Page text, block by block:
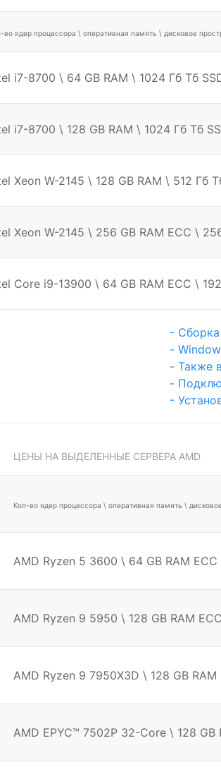
во ядер процессора \ оперативная память \ дисковое
i7-8700 \ 64 GB RAM \ 1024 Гб Тб
i7-8700 \ 128 GB RAM \ 1024 Гб Тб
Xeon W-2145 \ 128 GB RAM \ 512 Гб
Xeon W-2145 \ 256 GB RAM ECC \
Core i9-13900 \ 64 GB RAM ECC \
- Сборка
-
- Также
-
-
ЦЕНЫ НА ВЫДЕЛЕННЫЕ СЕРВЕРА AMD
Кол-во ядер процессора \ оперативная память \
AMD Ryzen 5 3600 \ 64 GB RAM
AMD Ryzen 9 5950 \ 128 GB RAM
AMD Ryzen 9 7950X3D \ 128 GB
AMD EPYC™ 7502P 32-Core \ 128 GB